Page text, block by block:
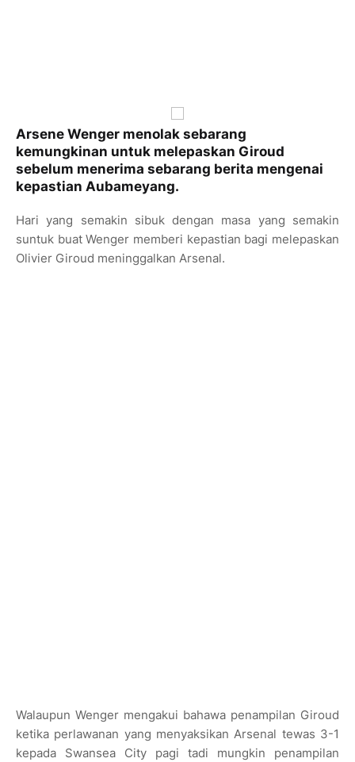
Arsene Wenger menolak sebarang
kemungkinan untuk melepaskan Giroud
sebelum menerima sebarang berita mengenai
kepastian Aubameyang.
Hari yang semakin sibuk dengan masa yang semakin
suntuk buat Wenger memberi kepastian bagi melepaskan
Olivier Giroud meninggalkan Arsenal.
Walaupun Wenger mengakui bahawa penampilan Giroud
ketika perlawanan yang menyaksikan Arsenal tewas 3-1
kepada Swansea City pagi tadi mungkin penampilan